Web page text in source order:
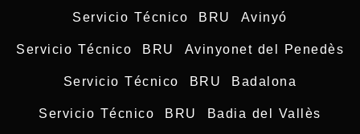
Servicio Técnico BRU Avinyó
Servicio Técnico BRU Avinyonet del Penedès
Servicio Técnico BRU Badalona
Servicio Técnico BRU Badia del Vallès